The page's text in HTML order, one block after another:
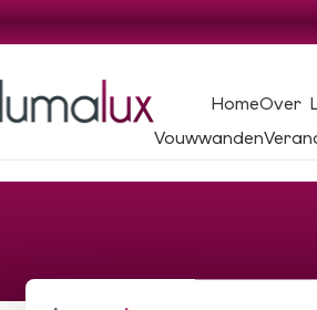
HomeOver
Vouwwanden